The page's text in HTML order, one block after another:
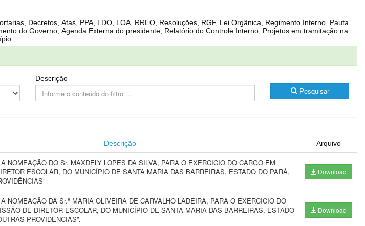
Descrição
Pesquisar
Descrição Arquivo
NOMEAÇÃO DO Sr. MAXDELY LOPES DA SILVA, PARA O EXERCICIO DO CARGO EM
ESCOLAR, DO MUNICÍPIO DE SANTA MARIA DAS BARREIRAS, ESTADO DO PARÁ,
Download
NOMEAÇÃO DA Sr.ª MARIA OLIVEIRA DE CARVALHO LADEIRA, PARA O EXERCICIO DO
DE DIRETOR ESCOLAR, DO MUNICÍPIO DE SANTA MARIA DAS BARREIRAS, ESTADO
PROVIDÊNCIAS”.
Download